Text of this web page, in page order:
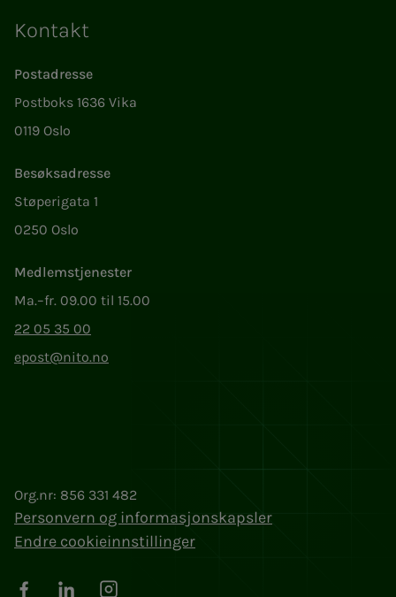
Kontakt
Postadresse
Postboks 1636 Vika
0119 Oslo
Besøksadresse
Støperigata 1
0250 Oslo
Medlemstjenester
Ma.–fr. 09.00 til 15.00
22 05 35 00
epost@nito.no
Org.nr: 856 331 482
Personvern og informasjonskapsler
Endre cookieinnstillinger